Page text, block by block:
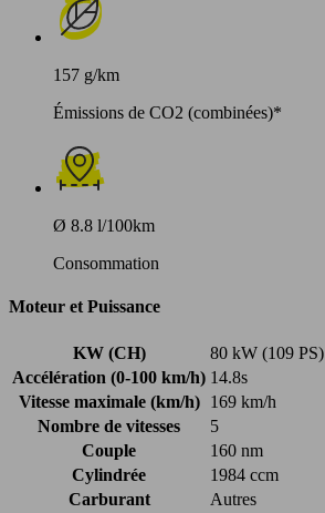
157 g/km
Émissions de CO2 (combinées)*
Ø 8.8 l/100km
Consommation
Moteur et Puissance
KW (CH)
80 kW (109 PS)
Accélération (0-100 km/h) 14.8s
Vitesse maximale (km/h)
169 km/h
Nombre de vitesses
5
Couple
160 nm
Cylindrée
1984 ccm
Carburant
Autres